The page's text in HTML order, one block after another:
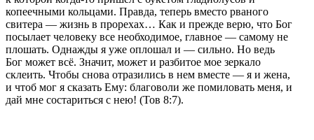
копеечными кольцами. Правда, теперь вместо рваного
свитера — жизнь в прорехах… Как и прежде верю, что Бог
посылает человеку все необходимое, главное — самому не
плошать. Однажды я уже оплошал и — сильно. Но ведь
Бог может всё. Значит, может и разбитое мое зеркало
склеить. Чтобы снова отразились в нем вместе — я и жена,
и чтоб мог я сказать Ему: благоволи же помиловать меня, и
дай мне состариться с нею! (Тов 8:7).